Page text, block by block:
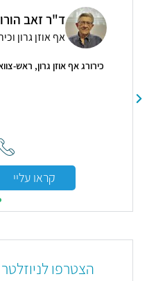
ד"ר זאב
אף אוזן גרון
כירורג אף אוזן גרון, ראש-
קראו עליי
הצטרפו